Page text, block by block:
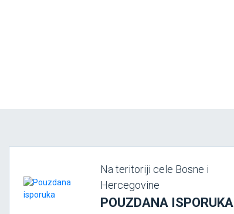
Na teritoriji cele Bosne i
Hercegovine
POUZDANA ISPORUKA